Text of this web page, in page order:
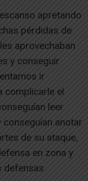
apretando
pérdidas de
aprovechaban
y conseguir
ir
complicarle el
leer
conseguían anotar
de su ataque,
en zona y
defensas